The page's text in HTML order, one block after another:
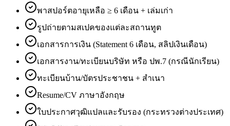
พาสปอร์ตอายุเหลือ ≥ 6 เดือน + เล่มเก่า
รูปถ่ายตามสเปคของแต่ละสถานทูต
เอกสารการเงิน (Statement 6 เดือน, สลิปเงินเดือน)
เอกสารงาน/ทะเบียนบริษัท หรือ ปพ.7 (กรณีนักเรียน)
ทะเบียนบ้าน/บัตรประชาชน + สำเนา
Resume/CV ภาษาอังกฤษ
ใบประกาศวุฒิแปลและรับรอง (กระทรวงต่างประเทศ)